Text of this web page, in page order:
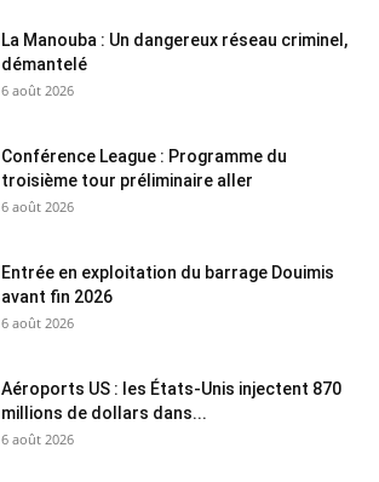
La Manouba : Un dangereux réseau criminel,
démantelé
6 août 2026
Conférence League : Programme du
troisième tour préliminaire aller
6 août 2026
Entrée en exploitation du barrage Douimis
avant fin 2026
6 août 2026
Aéroports US : les États-Unis injectent 870
millions de dollars dans...
6 août 2026